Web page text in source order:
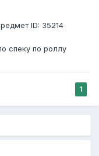
ID: 35214
спеку по роллу
1